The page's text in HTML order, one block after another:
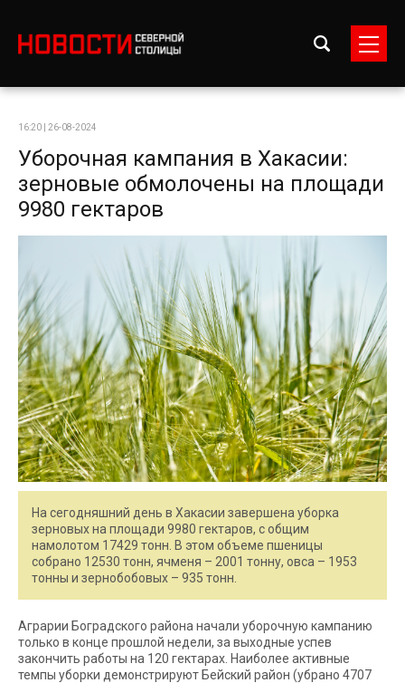
16:20 | 26-08-2024
Уборочная кампания в Хакасии:
зерновые обмолочены на площади
9980 гектаров
На сегодняшний день в Хакасии завершена уборка
зерновых на площади 9980 гектаров, с общим
намолотом 17429 тонн. В этом объеме пшеницы
собрано 12530 тонн, ячменя – 2001 тонну, овса – 1953
тонны и зернобобовых – 935 тонн.
Аграрии Боградского района начали уборочную кампанию
только в конце прошлой недели, за выходные успев
закончить работы на 120 гектарах. Наиболее активные
темпы уборки демонстрируют Бейский район (убрано 4707